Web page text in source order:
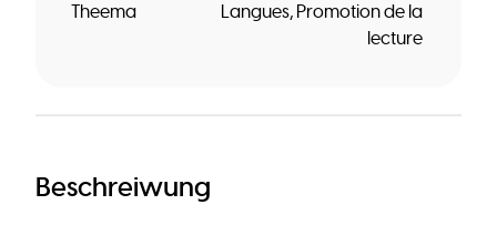
Theema Langues Promotion de la
lecture
Beschreiwung